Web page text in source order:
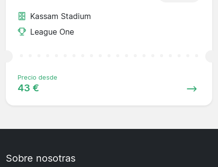
Kassam Stadium
League One
Precio desde
43 €
Sobre nosotras